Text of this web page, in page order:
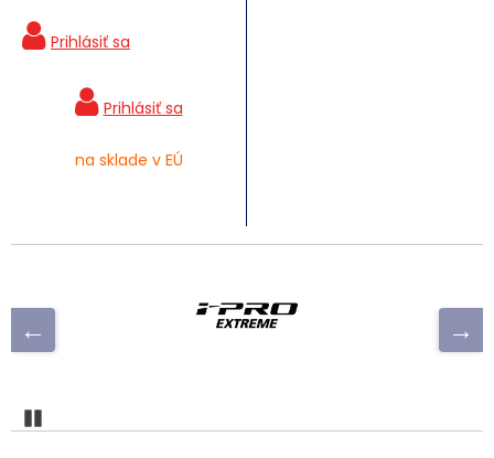
na sklade v EÚ